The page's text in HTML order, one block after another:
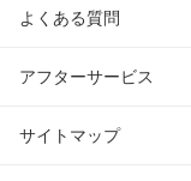
よくある質問
アフターサービス
サイトマップ